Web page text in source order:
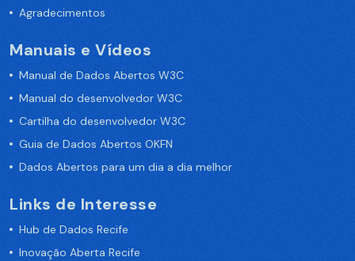
Agradecimentos
Manuais e Vídeos
Manual de Dados Abertos W3C
Manual do desenvolvedor W3C
Cartilha do desenvolvedor W3C
Guia de Dados Abertos OKFN
Dados Abertos para um dia a dia melhor
Links de Interesse
Hub de Dados Recife
Inovação Aberta Recife